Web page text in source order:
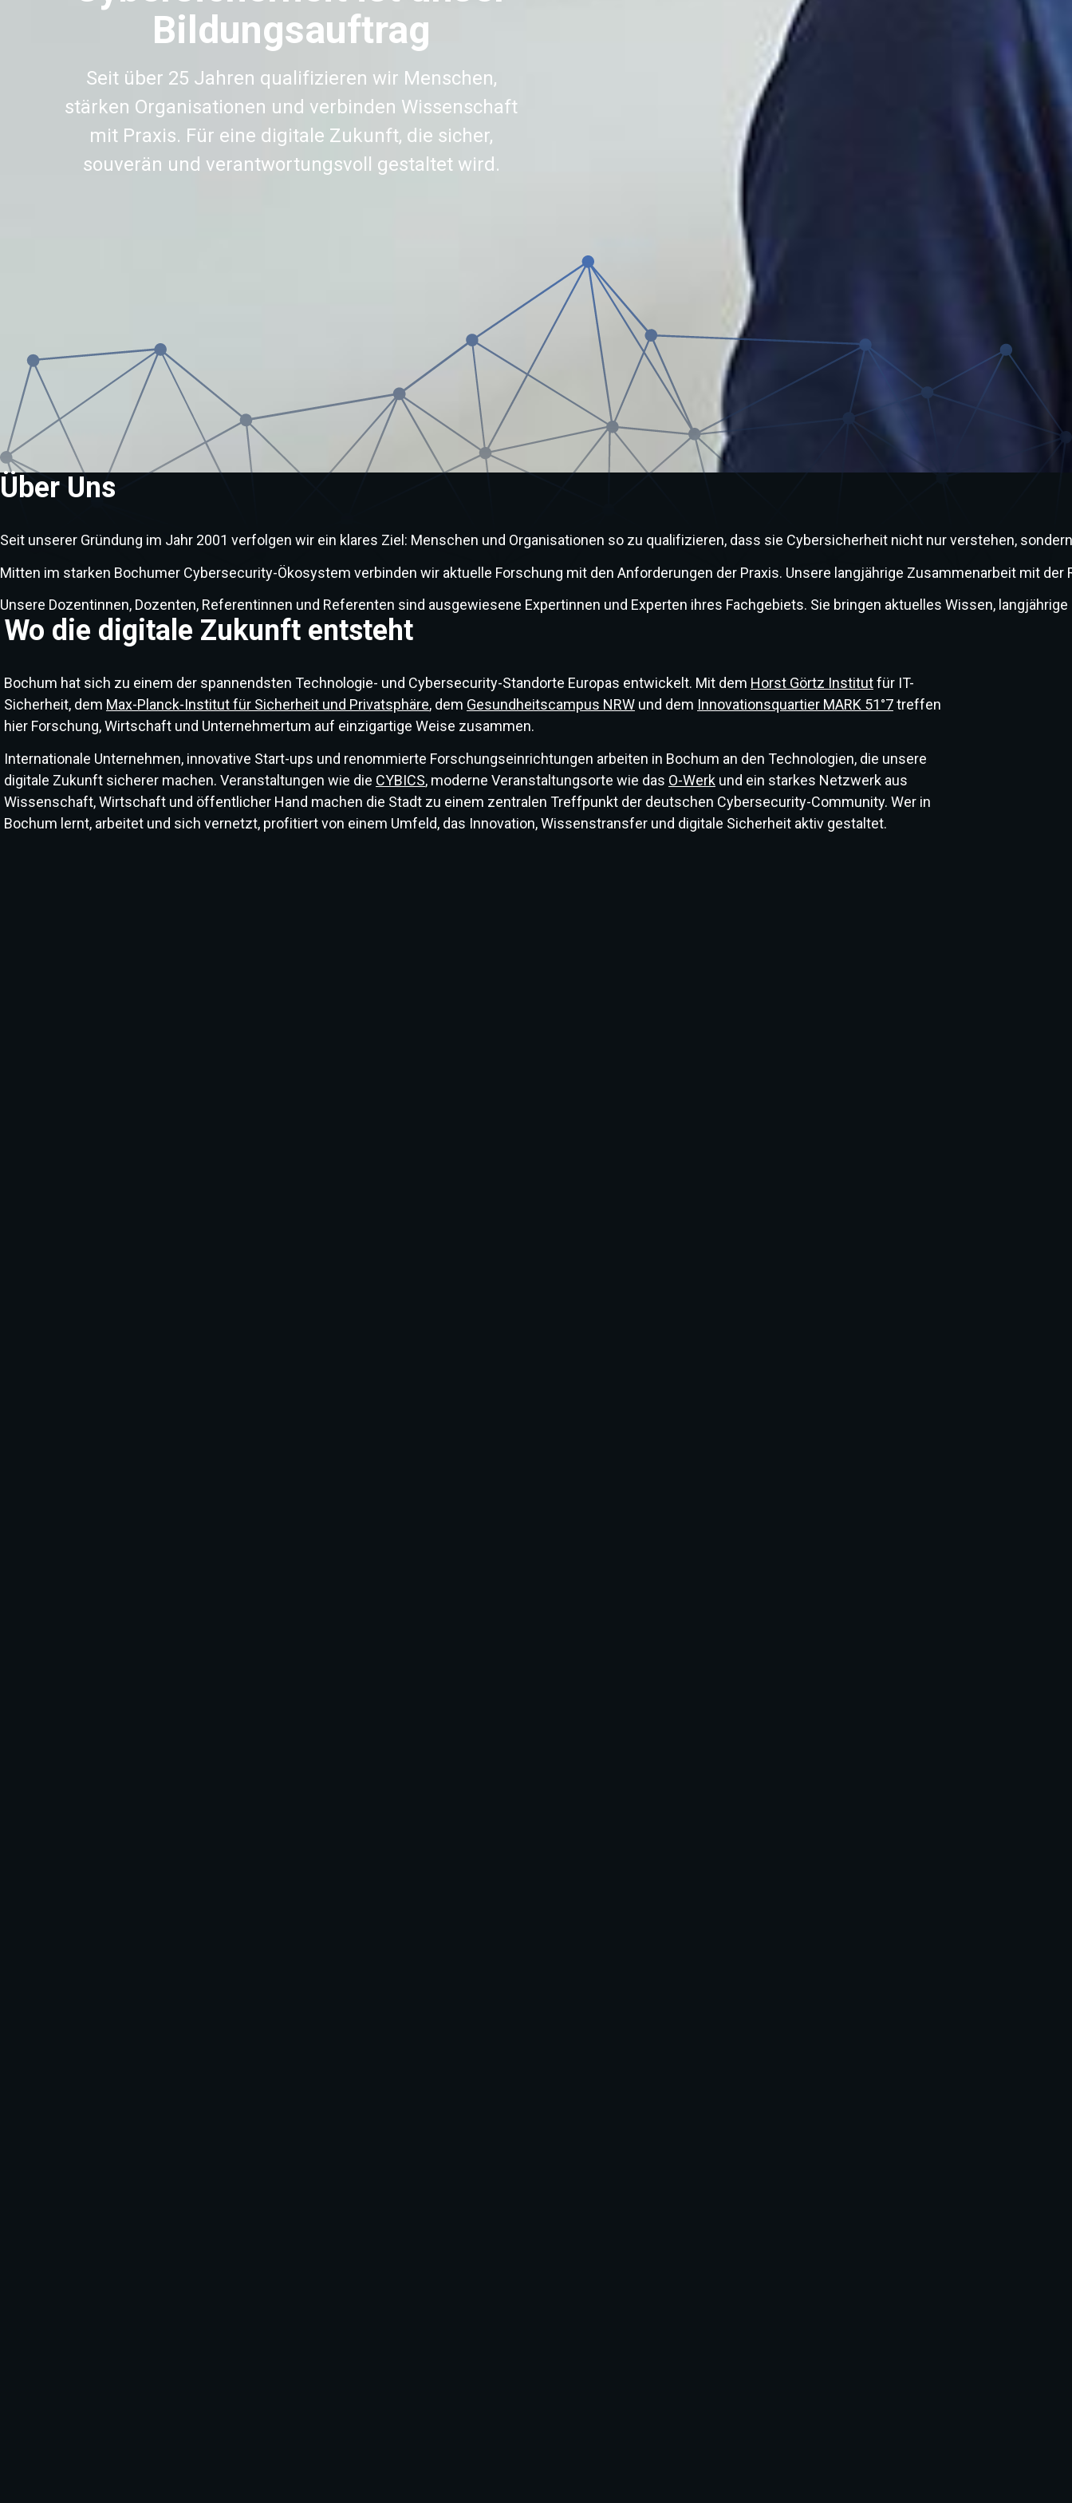
Bildungsauftrag
Seit über 25 Jahren qualifizieren wir Menschen,
stärken Organisationen und verbinden Wissenschaft
mit Praxis. Für eine digitale Zukunft, die sicher,
souverän und verantwortungsvoll gestaltet wird.
Über Uns
Seit unserer Gründung im Jahr 2001 verfolgen wir ein klares Ziel: Menschen und Organisationen so zu qualifizieren, dass sie Cybersicherheit nicht nur verstehen,
Mitten im starken Bochumer Cybersecurity-Ökosystem verbinden wir aktuelle Forschung mit den Anforderungen der Praxis. Unsere langjährige Zusammenarbeit mit
Unsere Dozentinnen, Dozenten, Referentinnen und Referenten sind ausgewiesene Expertinnen und Experten ihres Fachgebiets. Sie bringen aktuelles Wissen,
Wo die digitale Zukunft entsteht
Bochum hat sich zu einem der spannendsten Technologie- und Cybersecurity-Standorte Europas entwickelt. Mit dem Horst Görtz Institutfür IT-
Sicherheit, dem Max-Planck-Institut für Sicherheit und Privatsphäre, dem Gesundheitscampus NRW und dem Innovationsquartier MARK 51°7treffen
hier Forschung, Wirtschaft und Unternehmertum auf einzigartige Weise zusammen.
Internationale Unternehmen, innovative Start-ups und renommierte Forschungseinrichtungen arbeiten in Bochum an den Technologien, die unsere
digitale Zukunft sicherer machen. Veranstaltungen wie die CYBICS, moderne Veranstaltungsorte wie das O-Werk und ein starkes Netzwerk aus
Wissenschaft, Wirtschaft und öffentlicher Hand machen die Stadt zu einem zentralen Treffpunkt der deutschen Cybersecurity-Community. Wer in
Bochum lernt, arbeitet und sich vernetzt, profitiert von einem Umfeld, das Innovation, Wissenstransfer und digitale Sicherheit aktiv gestaltet.